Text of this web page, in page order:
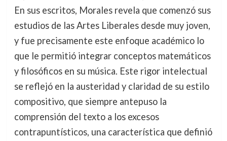
En sus escritos, Morales revela que comenzó sus
estudios de las Artes Liberales desde muy joven,
y fue precisamente este enfoque académico lo
que le permitió integrar conceptos matemáticos
y filosóficos en su música. Este rigor intelectual
se reflejó en la austeridad y claridad de su estilo
compositivo, que siempre antepuso la
comprensión del texto a los excesos
contrapuntísticos, una característica que definió